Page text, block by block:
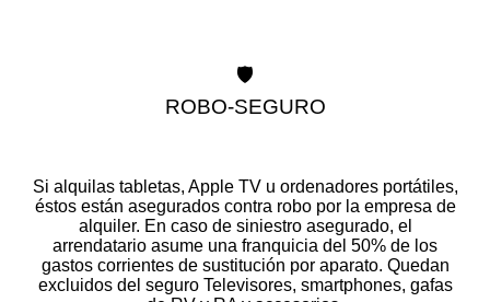
🛡️
ROBO-SEGURO
Si alquilas tabletas, Apple TV u ordenadores portátiles,
éstos están asegurados contra robo por la empresa de
alquiler. En caso de siniestro asegurado, el
arrendatario asume una franquicia del 50% de los
gastos corrientes de sustitución por aparato. Quedan
excluidos del seguro Televisores, smartphones, gafas